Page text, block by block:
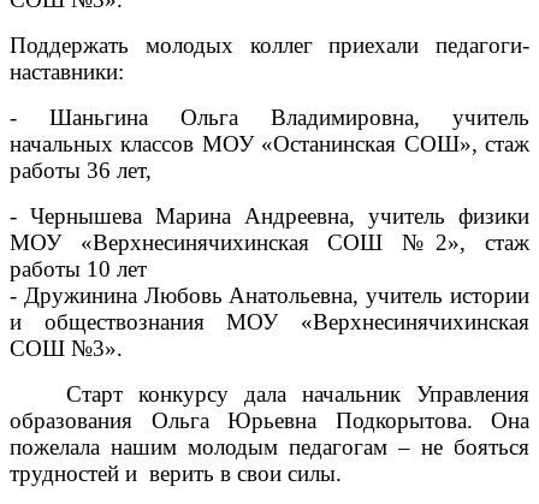
Поддержать молодых коллег приехали педагоги-
наставники:
- Шаньгина Ольга Владимировна, учитель
начальных классов МОУ «Останинская СОШ», стаж
работы 36 лет,
- Чернышева Марина Андреевна, учитель физики
МОУ «Верхнесинячихинская СОШ №2», стаж
работы 10 лет
- Дружинина Любовь Анатольевна, учитель истории
и обществознания МОУ «Верхнесинячихинская
СОШ №3».
Старт конкурсу дала начальник Управления
образования Ольга Юрьевна Подкорытова. Она
пожелала нашим молодым педагогам – не бояться
трудностей и верить в свои силы.